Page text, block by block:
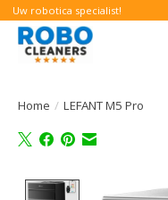
Uw robotica specialist!
Home / LEFANT M5 Pro
Product